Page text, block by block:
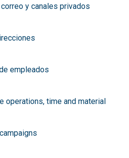
y canales privados
empleados
operations, time and material